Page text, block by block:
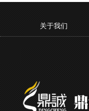
关于我们